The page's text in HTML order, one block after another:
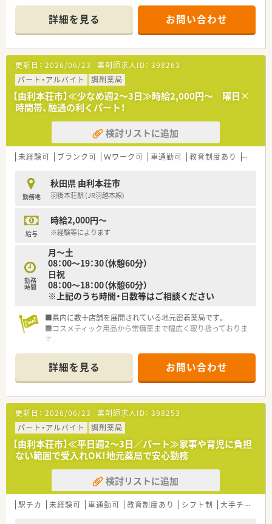
ニケーションで信用を築くことを目指しています。
詳細を見る お問い合わせ
更新日： 2026/06/23 薬剤師求人ID： 398263
パート・アルバイト
調剤薬局
【由利本荘市】≪少なめ週2～3日≫時給2,000円～ 曜日×
時間帯、融通の利くパート！
検討リストに追加
未経験可 ブランク可 Ｗワーク可 車通勤可 教育制度あり 大手チ
勤務地
秋田県 由利本荘市
羽後本荘駅 (JR羽越本線)
給与
時給2,000円～
※経験等によります
勤務
時間
月～土
08：00～19：30（休憩60分）
日祝
08：00～18：00（休憩60分）
※上記のうち時間・日数等はご相談ください
■県内に数十店舗を展開されている地元密着薬局です。
■コスメティック用品から常備薬まで幅広く取り扱っておりま
す。
薬局を目指しています。
■研修制度も整った企業様ですのでスキルＵＰできます。
詳細を見る お問い合わせ
更新日： 2026/06/23 薬剤師求人ID： 398253
パート・アルバイト
調剤薬局
【由利本荘市】≪平日週2～3日／パート≫家事や育児に負担
ない範囲で受入れOK！地元薬局で安心勤務
検討リストに追加
駅チカ 未経験可 車通勤可 教育制度あり シフト制 大手チェーン以外